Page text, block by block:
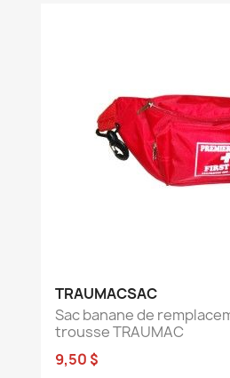
TRAUMACSAC
Sac banane de
trousse TRAUMAC
9,50 $